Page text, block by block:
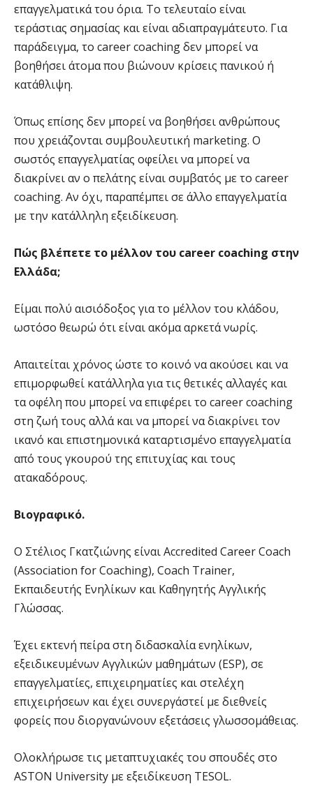
επαγγελματικά του όρια. Το τελευταίο είναι
τεράστιας σημασίας και είναι αδιαπραγμάτευτο. Για
παράδειγμα, το career coaching δεν μπορεί να
βοηθήσει άτομα που βιώνουν κρίσεις πανικού ή
κατάθλιψη.
Όπως επίσης δεν μπορεί να βοηθήσει ανθρώπους
που χρειάζονται συμβουλευτική marketing. Ο
σωστός επαγγελματίας οφείλει να μπορεί να
διακρίνει αν ο πελάτης είναι συμβατός με το career
coaching. Αν όχι, παραπέμπει σε άλλο επαγγελματία
με την κατάλληλη εξειδίκευση.
Πώς βλέπετε το μέλλον του career coaching στην
Ελλάδα;
Είμαι πολύ αισιόδοξος για το μέλλον του κλάδου,
ωστόσο θεωρώ ότι είναι ακόμα αρκετά νωρίς.
Απαιτείται χρόνος ώστε το κοινό να ακούσει και να
επιμορφωθεί κατάλληλα για τις θετικές αλλαγές και
τα οφέλη που μπορεί να επιφέρει το career coaching
στη ζωή τους αλλά και να μπορεί να διακρίνει τον
ικανό και επιστημονικά καταρτισμένο επαγγελματία
από τους γκουρού της επιτυχίας και τους
ατακαδόρους.
Βιογραφικό.
Ο Στέλιος Γκατζιώνης είναι Accredited Career Coach
(Association for Coaching), Coach Trainer,
Εκπαιδευτής Ενηλίκων και Καθηγητής Αγγλικής
Γλώσσας.
Έχει εκτενή πείρα στη διδασκαλία ενηλίκων,
εξειδικευμένων Αγγλικών μαθημάτων (ESP), σε
επαγγελματίες, επιχειρηματίες και στελέχη
επιχειρήσεων και έχει συνεργάστεί με διεθνείς
φορείς που διοργανώνουν εξετάσεις γλωσσομάθειας.
Ολοκλήρωσε τις μεταπτυχιακές του σπουδές στο
ASTON University με εξειδίκευση TESOL.